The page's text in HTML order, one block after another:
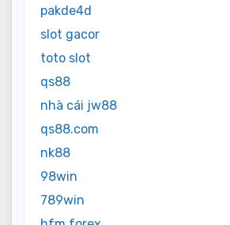
pakde4d
slot gacor
toto slot
qs88
nhà cái jw88
qs88.com
nk88
98win
789win